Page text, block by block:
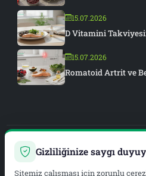
15.07.2026
D Vitamini Takviyesi:
15.07.2026
Romatoid Artrit ve
Gizliliğinize saygı
Sitemiz çalışması için zorunlu